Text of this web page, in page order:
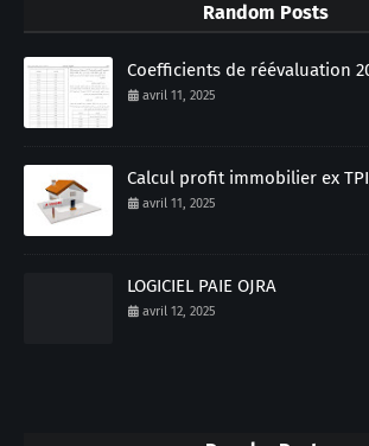
Random Posts
Coefficients de réévaluation
avril 11, 2025
Calcul profit immobilier ex
avril 11, 2025
LOGICIEL PAIE OJRA
avril 12, 2025